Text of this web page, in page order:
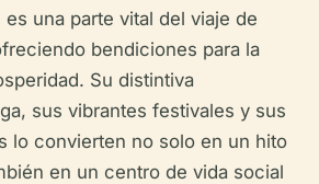
una parte vital del viaje de
bendiciones para la
Su distintiva
sus vibrantes festivales y sus
lo convierten no solo en un hito
en un centro de vida social